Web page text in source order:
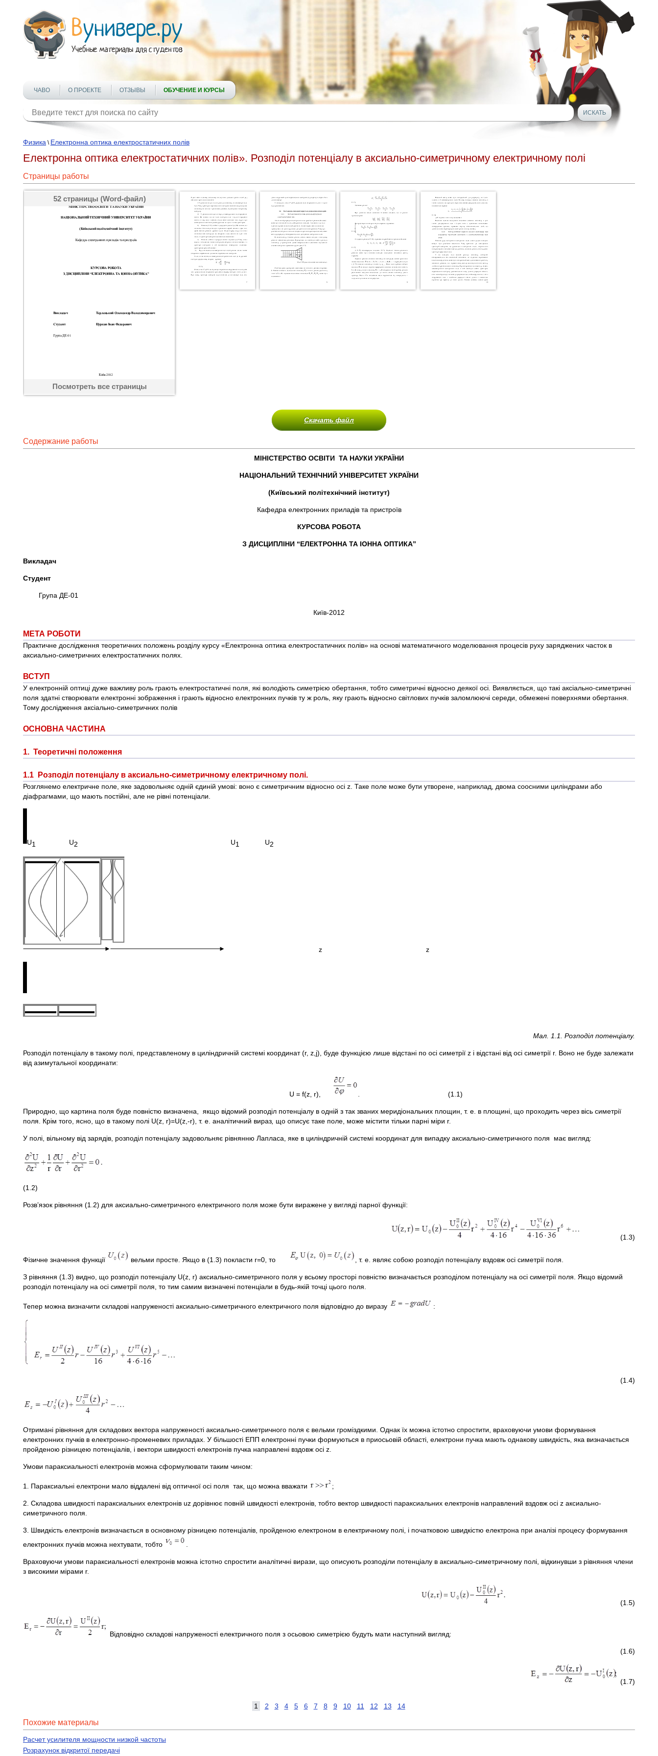
ЧАВО О ПРОЕКТЕ ОТЗЫВЫ ОБУЧЕНИЕ И КУРСЫ
Физика \ Електронна оптика електростатичних полів
Електронна оптика електростатичних полів». Розподіл потенціалу в аксиально-симетричному електричному полі
Страницы работы
52 страницы (Word-файл)
Посмотреть все страницы
Скачать файл
Содержание работы
МІНІСТЕРСТВО ОСВІТИ ТА НАУКИ УКРАЇНИ
НАЦІОНАЛЬНИЙ ТЕХНІЧНИЙ УНІВЕРСИТЕТ УКРАЇНИ
(Київський політехнічний інститут)
Кафедра електронних приладів та пристроїв
КУРСОВА РОБОТА
З ДИСЦИПЛІНИ “ЕЛЕКТРОННА ТА ІОННА ОПТИКА”
Викладач
Студент
Група ДЕ-01
Київ-2012
МЕТА РОБОТИ
Практичне дослідження теоретичних положень розділу курсу «Електронна оптика електростатичних полів» на основі математичного моделювання процесів руху заряджених часток в
аксиально-симетричних електростатичних полях.
ВСТУП
У електронній оптиці дуже важливу роль грають електростатичні поля, які володіють симетрією обертання, тобто симетричні відносно деякої осі. Виявляється, що такі аксіально-симетричні
поля здатні створювати електронні зображення і грають відносно електронних пучків ту ж роль, яку грають відносно світлових пучків заломлюючі середи, обмежені поверхнями обертання.
Тому дослідження аксіально-симетричних полів
ОСНОВНА ЧАСТИНА
1. Теоретичні положення
1.1 Розподіл потенціалу в аксиально-симетричному електричному полі.
Розглянемо електричне поле, яке задовольняє одній єдиній умові: воно є симетричним відносно осі z. Таке поле може бути утворене, наприклад, двома соосними циліндрами або
діафрагмами, що мають постійні, але не рівні потенціали.
U1 U2 U1 U2
z z
Мал. 1.1. Розподіл потенціалу.
Розподіл потенціалу в такому полі, представленому в циліндричній системі координат (r, z,j), буде функцією лише відстані по осі симетрії z і відстані від осі симетрії r. Воно не буде залежати
від азимутальної координати:
U = f(z, r), . (1.1)
Природно, що картина поля буде повністю визначена, якщо відомий розподіл потенціалу в одній з так званих меридіональних площин, т. е. в площині, що проходить через вісь симетрії
поля. Крім того, ясно, що в такому полі U(z, r)=U(z,-r), т. е. аналітичний вираз що описує таке поле, може містити тільки парні міри r.
У полі, вільному від зарядів, розподіл потенціалу задовольняє рівнянню Лапласа, яке в циліндричній системі координат для випадку аксиально-симетричного поля має вигляд:
(1.2)
Розв’язок рівняння (1.2) для аксиально-симетричного електричного поля може бути виражене у вигляді парної функції:
(1.3)
Фізичне значення функції вельми просте. Якщо в (1.3) покласти r=0, то , т. е. являє собою розподіл потенціалу вздовж осі симетрії поля.
З рівняння (1.3) видно, що розподіл потенціалу U(z, r) аксиально-симетричного поля у всьому просторі повністю визначається розподілом потенціалу на осі симетрії поля. Якщо відомий
розподіл потенціалу на осі симетрії поля, то тим самим визначені потенціали в будь-якій точці цього поля.
Тепер можна визначити складові напруженості аксиально-симетричного електричного поля відповідно до виразу :
(1.4)
Отримані рівняння для складових вектора напруженості аксиально-симетричного поля є вельми громіздкими. Однак їх можна істотно спростити, враховуючи умови формування
електронних пучків в електронно-променевих приладах. У більшості ЕПП електронні пучки формуються в приосьовій області, електрони пучка мають однакову швидкість, яка визначається
пройденою різницею потенціалів, і вектори швидкості електронів пучка направлені вздовж осі z.
Умови параксиальності електронів можна сформулювати таким чином:
1. Параксиальні електрони мало віддалені від оптичної осі поля так, що можна вважати ;
2. Складова швидкості параксиальних електронів uz дорівнює повній швидкості електронів, тобто вектор швидкості параксиальних електронів направлений вздовж осі z аксиально-
симетричного поля.
3. Швидкість електронів визначається в основному різницею потенціалів, пройденою електроном в електричному полі, і початковою швидкістю електрона при аналізі процесу формування
електронних пучків можна нехтувати, тобто
Враховуючи умови параксиальності електронів можна істотно спростити аналітичні вирази, що описують розподіли потенціалу в аксиально-симетричному полі, відкинувши з рівняння члени
з високими мірами r.
(1.5)
Відповідно складові напруженості електричного поля з осьовою симетрією будуть мати наступний вигляд:
(1.6)
(1.7)
1 2 3 4 5 6 7 8 9 10 11 12 13 14
Похожие материалы
Расчет усилителя мощности низкой частоты
Розрахунок відкритої передачі